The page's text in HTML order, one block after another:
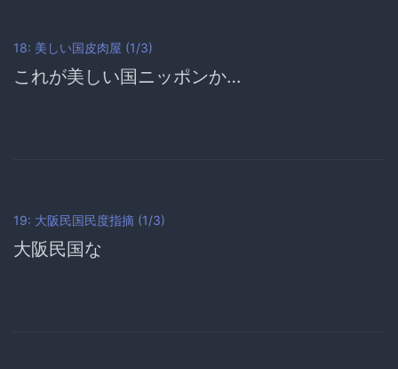
18: 美しい国皮肉屋 (1/3)
これが美しい国ニッポンか…
19: 大阪民国民度指摘 (1/3)
大阪民国な